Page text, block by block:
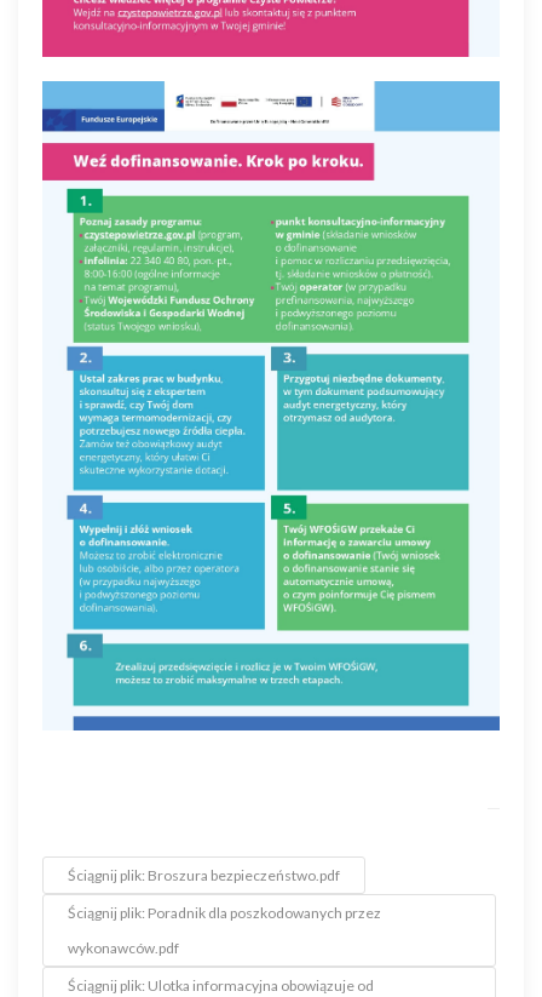
Ściągnij plik: Broszura bezpieczeństwo.pdf
Ściągnij plik: Poradnik dla poszkodowanych przez
wykonawców.pdf
Ściągnij plik: Ulotka informacyjna obowiązuje od